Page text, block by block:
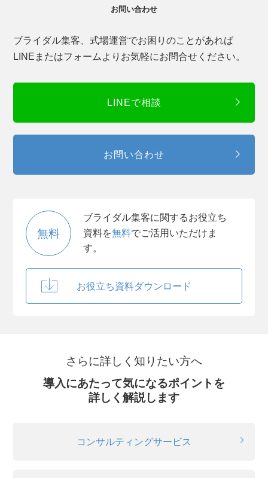
お問い合わせ
ブライダル集客、式場運営でお困りのことがあれば
LINEまたはフォームよりお気軽にお問合せください。
LINEで相談
お問い合わせ
無料
ブライダル集客に関するお役立ち
資料を無料でご活用いただけま
す。
お役立ち資料ダウンロード
さらに詳しく知りたい方へ
導入にあたって気になるポイントを
詳しく解説します
コンサルティングサービス